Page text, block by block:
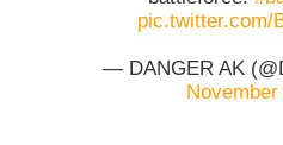
pic.twitter.com/
— DANGER AK